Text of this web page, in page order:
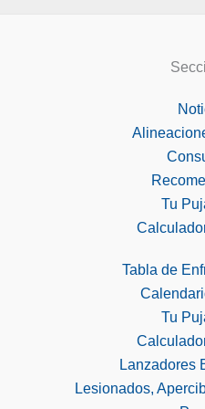
Tu
Tabla de
Tu
Lanzadores
Lesionados,